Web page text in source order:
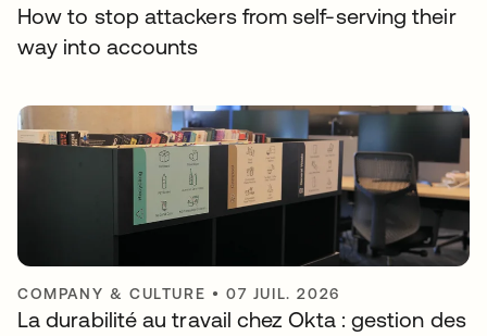
How to stop attackers from self-serving their
way into accounts
COMPANY & CULTURE •07 JUIL. 2026
La durabilité au travail chez Okta : gestion des